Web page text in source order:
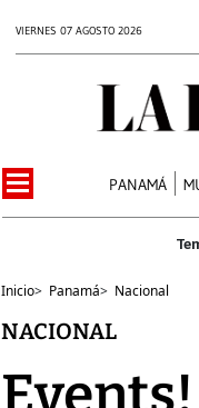
VIERNES 07 AGOSTO 2026
PANAMÁ
Inicio> Panamá> Nacional
NACIONAL
Events!